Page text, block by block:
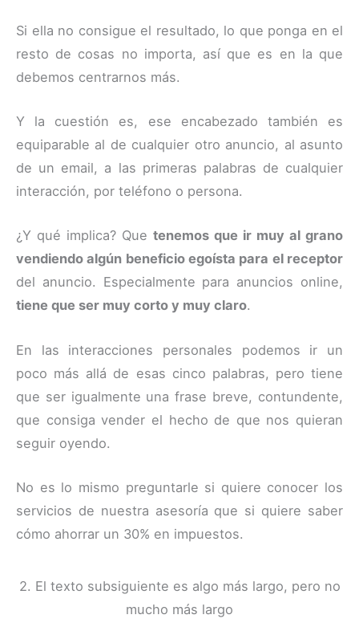
Si ella no consigue el resultado, lo que ponga en el
resto de cosas no importa, así que es en la que
debemos centrarnos más.
Y la cuestión es, ese encabezado también es
equiparable al de cualquier otro anuncio, al asunto
de un email, a las primeras palabras de cualquier
interacción, por teléfono o persona.
¿Y qué implica? Que tenemos que ir muy al grano
vendiendo algún beneficio egoísta para el receptor
del anuncio. Especialmente para anuncios online,
tiene que ser muy corto y muy claro.
En las interacciones personales podemos ir un
poco más allá de esas cinco palabras, pero tiene
que ser igualmente una frase breve, contundente,
que consiga vender el hecho de que nos quieran
seguir oyendo.
No es lo mismo preguntarle si quiere conocer los
servicios de nuestra asesoría que si quiere saber
cómo ahorrar un 30% en impuestos.
2. El texto subsiguiente es algo más largo, pero no
mucho más largo